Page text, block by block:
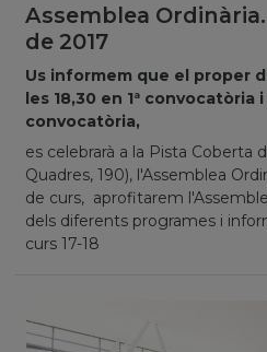
Assemblea
de 2017
Us informem que el proper
les 18,30 en 1ª convocatòria
convocatòria,
es celebrarà a la Pista Coberta
Quadres, 190), l'Assemblea
de curs, aprofitarem
dels diferents programes i
curs 17-18